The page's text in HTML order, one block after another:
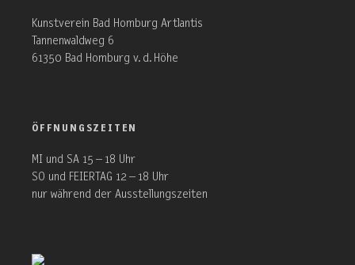
Kunstverein Bad Homburg Artlantis
Tannenwaldweg 6
61350 Bad Homburg v. d. Höhe
ÖFFNUNGSZEITEN
MI und SA 15 – 18 Uhr
SO und FEIERTAG 12 – 18 Uhr
nur während der Ausstellungszeiten